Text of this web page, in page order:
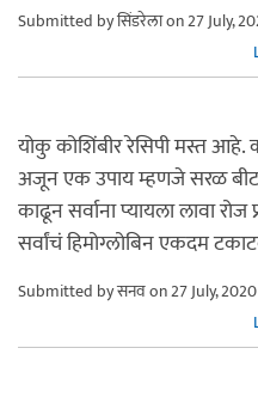
Submitted byसिंडरेलाon 27 July,
योकु कोशिंबीर रेसिपी मस्त
अजून एक उपाय म्हणजे सरळ
काढून सर्वाना प्यायला लावा
सर्वांचं हिमोग्लोबिन एकदम
Submitted byसनवon 27 July,